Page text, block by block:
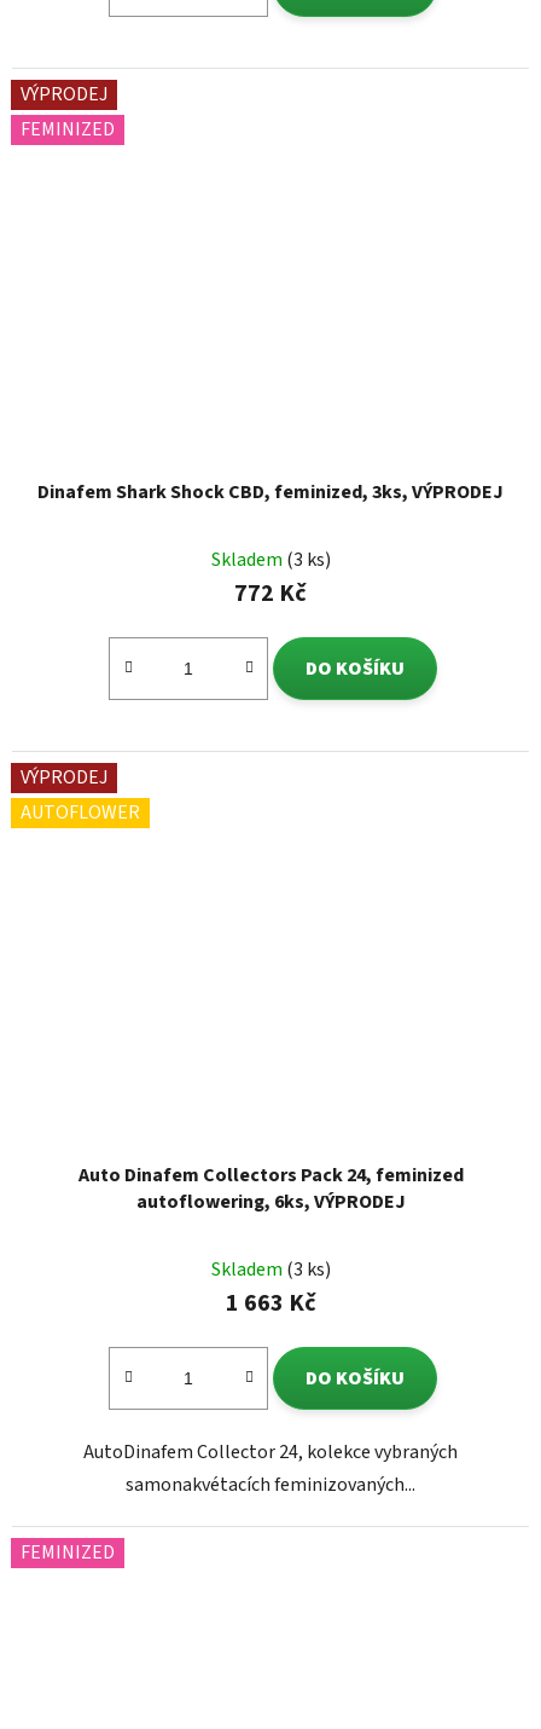
VÝPRODEJ
FEMINIZED
Dinafem Shark Shock CBD, feminized, 3ks, VÝPRODEJ
Skladem (3 ks)
772 Kč
DO KOŠÍKU
VÝPRODEJ
AUTOFLOWER
Auto Dinafem Collectors Pack 24, feminized
autoflowering, 6ks, VÝPRODEJ
Skladem (3 ks)
1 663 Kč
DO KOŠÍKU
AutoDinafem Collector 24, kolekce vybraných
samonakvétacích feminizovaných...
FEMINIZED